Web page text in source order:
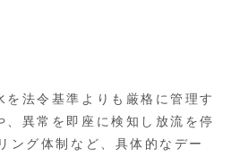
を法令基準よりも厳格に管理す
、異常を即座に検知し放流を停
ング体制など、具体的なデー